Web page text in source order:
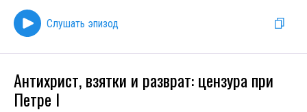
Слушать эпизод
Антихрист, взятки и разврат: цензура при
Петре I